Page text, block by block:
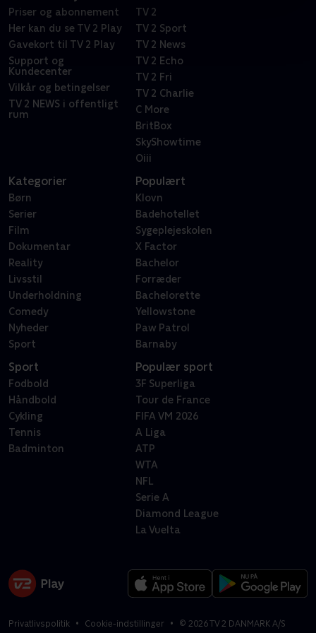
Priser og abonnement
Her kan du se TV 2 Play
Gavekort til TV 2 Play
Support og
Kundecenter
Vilkår og betingelser
TV 2 NEWS i offentligt
rum
TV 2
TV 2 Sport
TV 2 News
TV 2 Echo
TV 2 Fri
TV 2 Charlie
C More
BritBox
SkyShowtime
Oiii
Kategorier
Børn
Serier
Film
Dokumentar
Reality
Livsstil
Underholdning
Comedy
Nyheder
Sport
Populært
Klovn
Badehotellet
Sygeplejeskolen
X Factor
Bachelor
Forræder
Bachelorette
Yellowstone
Paw Patrol
Barnaby
Sport
Fodbold
Håndbold
Cykling
Tennis
Badminton
Populær sport
3F Superliga
Tour de France
FIFA VM 2026
A Liga
ATP
WTA
NFL
Serie A
Diamond League
La Vuelta
Privatlivspolitik Cookie-indstillinger © 2026TV 2 DANMARK A/S